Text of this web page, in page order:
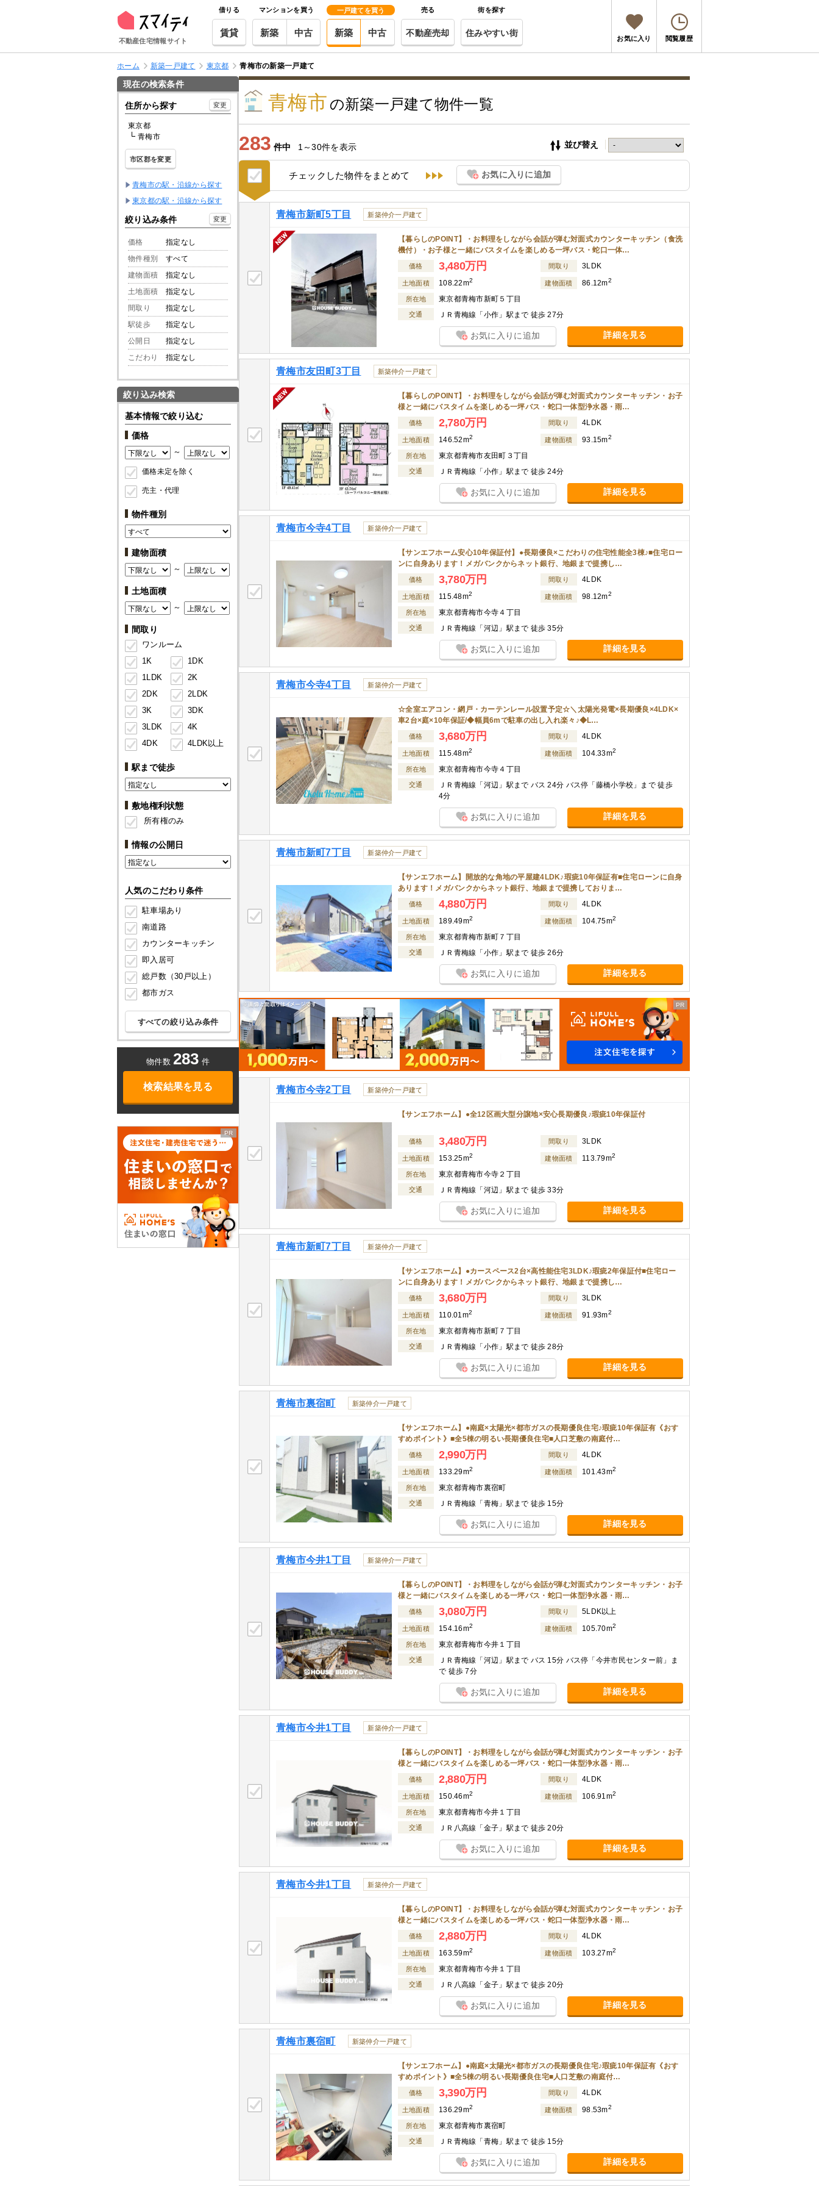
不動産住宅情報サイト
借りる
賃貸
マンションを買う
新築 中古
一戸建てを買う
新築 中古
売る
不動産売却
街を探す
住みやすい街
お気に入り 閲覧履歴
ホーム 新築一戸建て 東京都 青梅市の新築一戸建て
現在の検索条件
住所から探す 変更
東京都
青梅市
市区郡を変更
青梅市の駅・沿線から探す
東京都の駅・沿線から探す
絞り込み条件 変更
価格
指定なし
物件種別
すべて
建物面積
指定なし
土地面積
指定なし
間取り
指定なし
駅徒歩
指定なし
公開日
指定なし
こだわり
指定なし
絞り込み検索
基本情報で絞り込む
価格
～
価格未定を除く
売主・代理
物件種別
建物面積
～
土地面積
～
間取り
ワンルーム
1K
1DK
1LDK
2K
2DK
2LDK
3K
3DK
3LDK
4K
4DK
4LDK以上
駅まで徒歩
敷地権利状態
所有権のみ
情報の公開日
人気のこだわり条件
駐車場あり
南道路
カウンターキッチン
即入居可
総戸数（30戸以上）
都市ガス
すべての絞り込み条件
物件数 283 件
検索結果を見る
青梅市 の新築一戸建て物件一覧
283 件中 1～30件を表示 並び替え
チェックした物件をまとめて お気に入りに追加
青梅市新町5丁目 新築仲介一戸建て
【暮らしのPOINT】・お料理をしながら会話が弾む対面式カウンターキッチン（食洗
機付）・お子様と一緒にバスタイムを楽しめる一坪バス・蛇口一体…
価格 3,480万円 間取り 3LDK
土地面積 108.22m2 建物面積 86.12m2
所在地 東京都青梅市新町５丁目
交通 ＪＲ青梅線「小作」駅まで 徒歩 27分
お気に入りに追加 詳細を見る
青梅市友田町3丁目 新築仲介一戸建て
【暮らしのPOINT】・お料理をしながら会話が弾む対面式カウンターキッチン・お子
様と一緒にバスタイムを楽しめる一坪バス・蛇口一体型浄水器・雨…
価格 2,780万円 間取り 4LDK
土地面積 146.52m2 建物面積 93.15m2
所在地 東京都青梅市友田町３丁目
交通 ＪＲ青梅線「小作」駅まで 徒歩 24分
お気に入りに追加 詳細を見る
青梅市今寺4丁目 新築仲介一戸建て
【サンエフホーム安心10年保証付】●長期優良×こだわりの住宅性能全3棟♪■住宅ロー
ンに自身あります！メガバンクからネット銀行、地銀まで提携し…
価格 3,780万円 間取り 4LDK
土地面積 115.48m2 建物面積 98.12m2
所在地 東京都青梅市今寺４丁目
交通 ＪＲ青梅線「河辺」駅まで 徒歩 35分
お気に入りに追加 詳細を見る
青梅市今寺4丁目 新築仲介一戸建て
☆全室エアコン・網戸・カーテンレール設置予定☆＼太陽光発電×長期優良×4LDK×
車2台×庭×10年保証/◆幅員6mで駐車の出し入れ楽々♪◆L…
価格 3,680万円 間取り 4LDK
土地面積 115.48m2 建物面積 104.33m2
所在地 東京都青梅市今寺４丁目
交通
ＪＲ青梅線「河辺」駅まで バス 24分 バス停「藤橋小学校」まで 徒歩
4分
お気に入りに追加 詳細を見る
青梅市新町7丁目 新築仲介一戸建て
【サンエフホーム】開放的な角地の平屋建4LDK♪瑕疵10年保証有■住宅ローンに自身
あります！メガバンクからネット銀行、地銀まで提携しておりま…
価格 4,880万円 間取り 4LDK
土地面積 189.49m2 建物面積 104.75m2
所在地 東京都青梅市新町７丁目
交通 ＪＲ青梅線「小作」駅まで 徒歩 26分
お気に入りに追加 詳細を見る
青梅市今寺2丁目 新築仲介一戸建て
【サンエフホーム】●全12区画大型分譲地×安心長期優良♪瑕疵10年保証付
価格 3,480万円 間取り 3LDK
土地面積 153.25m2 建物面積 113.79m2
所在地 東京都青梅市今寺２丁目
交通 ＪＲ青梅線「河辺」駅まで 徒歩 33分
お気に入りに追加 詳細を見る
青梅市新町7丁目 新築仲介一戸建て
【サンエフホーム】●カースペース2台×高性能住宅3LDK♪瑕疵2年保証付■住宅ロー
ンに自身あります！メガバンクからネット銀行、地銀まで提携し…
価格 3,680万円 間取り 3LDK
土地面積 110.01m2 建物面積 91.93m2
所在地 東京都青梅市新町７丁目
交通 ＪＲ青梅線「小作」駅まで 徒歩 28分
お気に入りに追加 詳細を見る
青梅市裏宿町 新築仲介一戸建て
【サンエフホーム】●南庭×太陽光×都市ガスの長期優良住宅♪瑕疵10年保証有《おす
すめポイント》■全5棟の明るい長期優良住宅■人口芝敷の南庭付…
価格 2,990万円 間取り 4LDK
土地面積 133.29m2 建物面積 101.43m2
所在地 東京都青梅市裏宿町
交通 ＪＲ青梅線「青梅」駅まで 徒歩 15分
お気に入りに追加 詳細を見る
青梅市今井1丁目 新築仲介一戸建て
【暮らしのPOINT】・お料理をしながら会話が弾む対面式カウンターキッチン・お子
様と一緒にバスタイムを楽しめる一坪バス・蛇口一体型浄水器・雨…
価格 3,080万円 間取り 5LDK以上
土地面積 154.16m2 建物面積 105.70m2
所在地 東京都青梅市今井１丁目
交通
ＪＲ青梅線「河辺」駅まで バス 15分 バス停「今井市民センター前」ま
で 徒歩 7分
お気に入りに追加 詳細を見る
青梅市今井1丁目 新築仲介一戸建て
【暮らしのPOINT】・お料理をしながら会話が弾む対面式カウンターキッチン・お子
様と一緒にバスタイムを楽しめる一坪バス・蛇口一体型浄水器・雨…
価格 2,880万円 間取り 4LDK
土地面積 150.46m2 建物面積 106.91m2
所在地 東京都青梅市今井１丁目
交通 ＪＲ八高線「金子」駅まで 徒歩 20分
お気に入りに追加 詳細を見る
青梅市今井1丁目 新築仲介一戸建て
【暮らしのPOINT】・お料理をしながら会話が弾む対面式カウンターキッチン・お子
様と一緒にバスタイムを楽しめる一坪バス・蛇口一体型浄水器・雨…
価格 2,880万円 間取り 4LDK
土地面積 163.59m2 建物面積 103.27m2
所在地 東京都青梅市今井１丁目
交通 ＪＲ八高線「金子」駅まで 徒歩 20分
お気に入りに追加 詳細を見る
青梅市裏宿町 新築仲介一戸建て
【サンエフホーム】●南庭×太陽光×都市ガスの長期優良住宅♪瑕疵10年保証有《おす
すめポイント》■全5棟の明るい長期優良住宅■人口芝敷の南庭付…
価格 3,390万円 間取り 4LDK
土地面積 136.29m2 建物面積 98.53m2
所在地 東京都青梅市裏宿町
交通 ＪＲ青梅線「青梅」駅まで 徒歩 15分
お気に入りに追加 詳細を見る